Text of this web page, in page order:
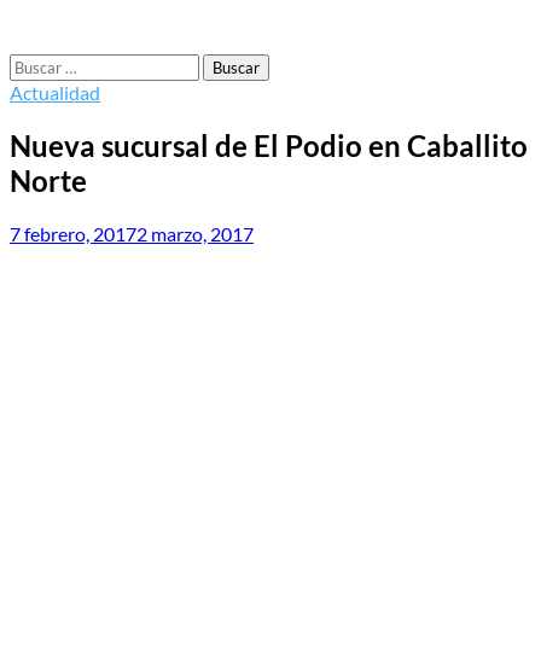
Buscar:
Actualidad
Nueva sucursal de El Podio en Caballito
Norte
7 febrero, 20172 marzo, 2017